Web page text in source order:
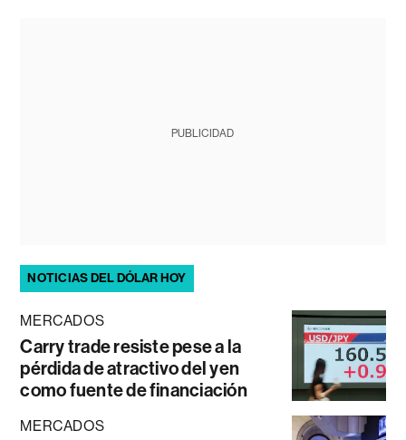
PUBLICIDAD
NOTICIAS DEL DÓLAR HOY
MERCADOS
Carry trade resiste pese a la
pérdida de atractivo del yen
como fuente de financiación
MERCADOS